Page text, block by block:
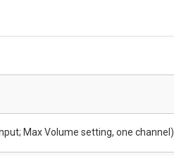
Max Volume setting, one channel)